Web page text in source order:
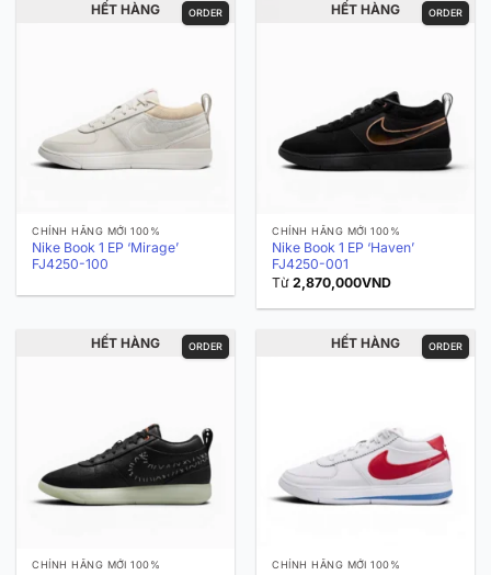
ORDER
HẾT HÀNG
CHÍNH HÃNG MỚI 100%
Nike Book 1 EP ‘Mirage’
FJ4250-100
ORDER
HẾT HÀNG
CHÍNH HÃNG MỚI 100%
Nike Book 1 EP ‘Haven’
FJ4250-001
Từ2,870,000VND
ORDER
HẾT HÀNG
CHÍNH HÃNG MỚI 100%
ORDER
HẾT HÀNG
CHÍNH HÃNG MỚI 100%